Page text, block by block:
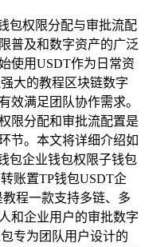
包权限分配与审批流配
普及和数字资产的广泛
使用USDT作为日常资
大的教程区块链数字
效满足团队协作需求。
限分配和审批流配置是
节。本文将详细介绍如
包企业钱包权限子钱包
账置TP钱包USDT企
教程一款支持多链、多
和企业用户的审批数字
专为团队用户设计的